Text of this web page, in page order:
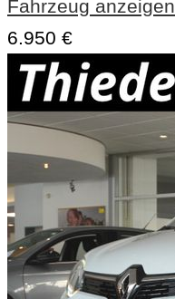
Fahrzeug anzeigen
6.950 €